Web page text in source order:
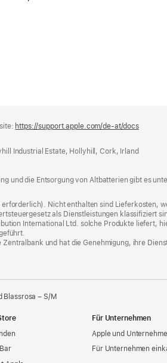
https://support.apple.com/de-at/docs(öffnet
Fenster)
Industrial Estate, Hollyhill, Cork, Irland
und die Entsorgung von Altbatterien gibt es
Nicht enthalten sind Lieferkosten,
als Dienstleistungen klassifiziert
International Ltd. solche Produkte liefert,
und hat die Genehmigung, ihre
Blassrosa – S/M
Für Unternehmen
Apple und
Für Unternehmen